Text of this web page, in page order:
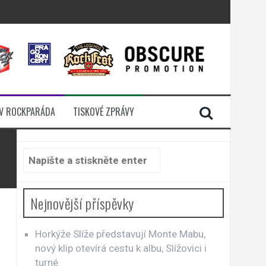
Jellÿ
ROCKPARÁDA TISKOVÉ ZPRÁVY
Hledat:
Nejnovější příspěvky
Horkýže Slíže představují Monte Mabu,
nový klip otevírá cestu k albu, Slížovici i
turné